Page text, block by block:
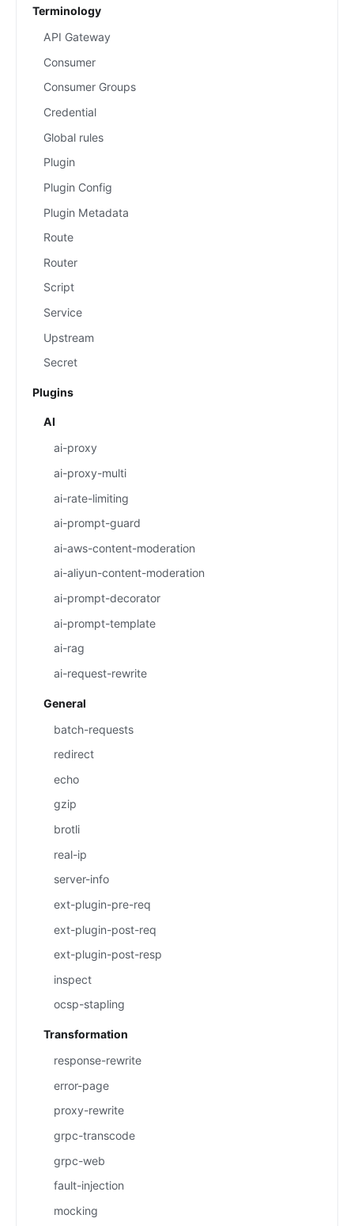
Terminology
API Gateway
Consumer
Consumer Groups
Credential
Global rules
Plugin
Plugin Config
Plugin Metadata
Route
Router
Script
Service
Upstream
Secret
Plugins
AI
ai-proxy
ai-proxy-multi
ai-rate-limiting
ai-prompt-guard
ai-aws-content-moderation
ai-aliyun-content-moderation
ai-prompt-decorator
ai-prompt-template
ai-rag
ai-request-rewrite
General
batch-requests
redirect
echo
gzip
brotli
real-ip
server-info
ext-plugin-pre-req
ext-plugin-post-req
ext-plugin-post-resp
inspect
ocsp-stapling
Transformation
response-rewrite
error-page
proxy-rewrite
grpc-transcode
grpc-web
fault-injection
mocking